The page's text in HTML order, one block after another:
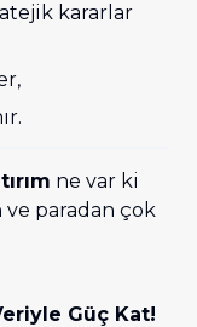
kararlar
ne var ki
ve paradan çok
Güç Kat!